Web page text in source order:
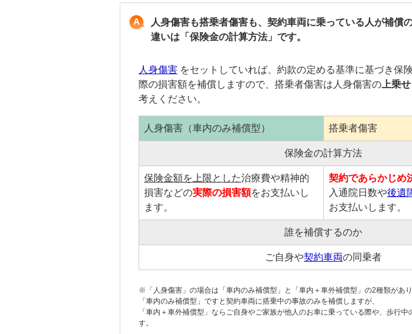
人身傷害も搭乗者傷害も、契約車両に乗っている人が補償
違いは「保険金の計算方法」です。
人身傷害 をセットしていれば、約款の定める基準に基づき保
際の損害額を補償しますので、搭乗者傷害は 人身傷害の 上乗せ
考えください。
人身傷害 （車内のみ補償型） 搭乗者傷害
保険金の計算方法
保険金額を上限とした治療費や精神的
損害などの実際の損害額をお支払いし
ます。
契約であらかじめ
入通院日数や後遺
お支払いします。
誰を補償するのか
ご自身や契約車両の同乗者
※「 人身傷害 」の場合は「車内のみ補償型」と「車内＋車外補償型」の2種類があり
「車内のみ補償型」ですと 契約車両に搭乗中の事故のみを補償しますが、
「車内＋車外補償型」ならご自身やご家族が他人のお車に乗っている際や、歩行中
す。